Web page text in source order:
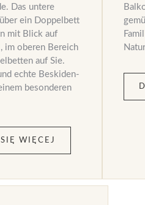
Das untere
ein Doppelbett
mit Blick auf
im oberen Bereich
auf Sie.
echte Beskiden-
besonderen
WIĘCEJ